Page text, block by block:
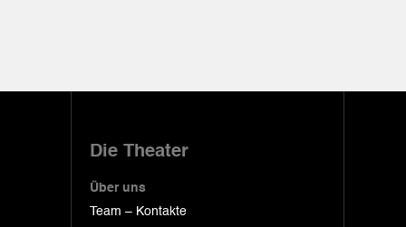
Die Theater
Über uns
Team – Kontakte